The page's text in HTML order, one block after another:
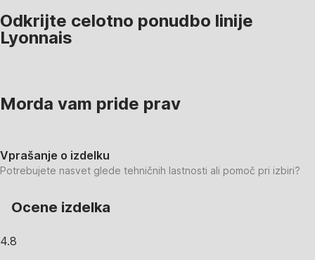
Odkrijte celotno ponudbo linije
Lyonnais
Morda vam pride prav
Vprašanje o izdelku
Potrebujete nasvet glede tehničnih lastnosti ali pomoč pri izbiri?
Ocene izdelka
4.8